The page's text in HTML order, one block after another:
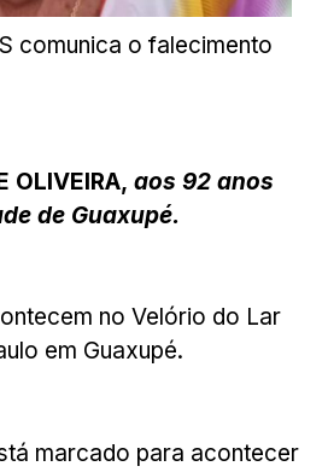
comunica o falecimento
OLIVEIRA, aos 92 anos
de Guaxupé.
no Velório do Lar
em Guaxupé.
marcado para acontecer